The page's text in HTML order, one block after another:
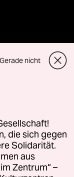
für Genehmigungen
Richtlinien
Gerade nicht
die sich gegen
Solidarität.
aus
Zentrum“ –